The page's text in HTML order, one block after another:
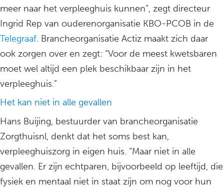
meer naar het verpleeghuis kunnen”, zegt directeur
Ingrid Rep van ouderenorganisatie KBO-PCOB in de
Telegraaf. Brancheorganisatie Actiz maakt zich daar
ook zorgen over en zegt: “Voor de meest kwetsbaren
moet wel altijd een plek beschikbaar zijn in het
verpleeghuis.”
Het kan niet in alle gevallen
Hans Buijing, bestuurder van brancheorganisatie
Zorgthuisnl, denkt dat het soms best kan,
verpleeghuiszorg in eigen huis. “Maar niet in alle
gevallen. Er zijn echtparen, bijvoorbeeld op leeftijd, die
fysiek en mentaal niet in staat zijn om nog voor hun